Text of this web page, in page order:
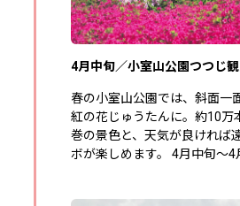
4月中旬／小室山公園つつじ
春の小室山公園では、斜面一
紅の花じゅうたんに。約10万
巻の景色と、天気が良ければ
ボが楽しめます。 4月中旬～4